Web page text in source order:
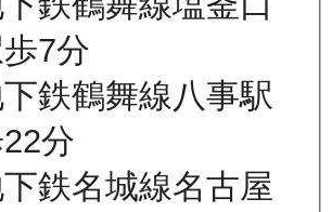
7分
鉄鶴舞線八事駅
分
鉄名城線名古屋